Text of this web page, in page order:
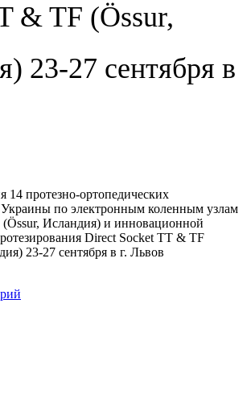
& TF (Össur,
23-27 сентября в
14 протезно-ортопедических
по электронным коленным узлам
Исландия) и инновационной
Direct Sockеt TT & TF
23-27 сентября в г. Львов